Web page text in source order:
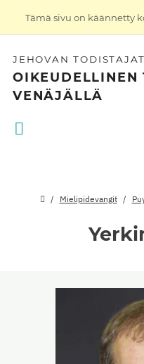
Tämä sivu on käännetty
JEHOVAN TODISTAJAT
OIKEUDELLINEN
VENÄJÄLLÄ
Mielipidevangit